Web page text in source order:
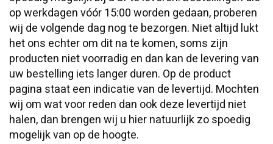
op werkdagen vóór 15:00 worden gedaan, proberen
wij de volgende dag nog te bezorgen. Niet altijd lukt
het ons echter om dit na te komen, soms zijn
producten niet voorradig en dan kan de levering van
uw bestelling iets langer duren. Op de product
pagina staat een indicatie van de levertijd. Mochten
wij om wat voor reden dan ook deze levertijd niet
halen, dan brengen wij u hier natuurlijk zo spoedig
mogelijk van op de hoogte.